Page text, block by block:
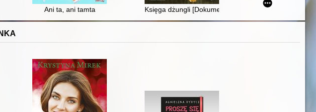
[Dokument dźwiękowy]
Ani ta, ani tamta Księga dżungli [Dokument dźwiękowy]